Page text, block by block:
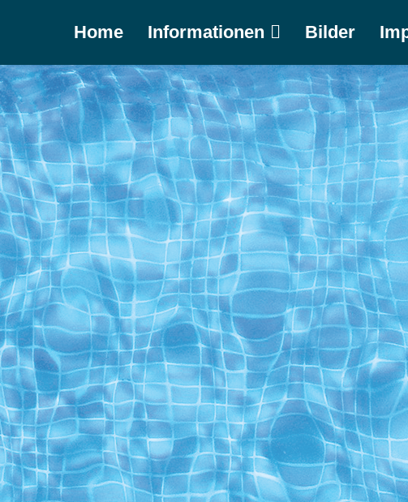
Home Informationen Bilder